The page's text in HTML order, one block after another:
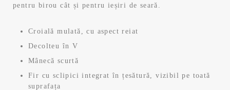
fost:
79,99 lei.
63,99 lei.
pentru birou cât și pentru ieșiri de seară.
Croială mulată, cu aspect reiat
Decolteu în V
Mânecă scurtă
Fir cu sclipici integrat în țesătură, vizibil pe toată
suprafața